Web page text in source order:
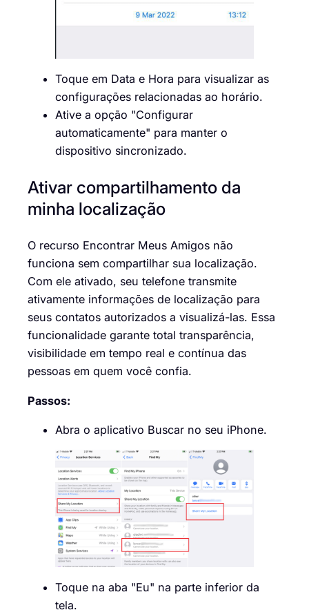
Toque em Data e Hora para visualizar as
configurações relacionadas ao horário.
Ative a opção "Configurar
automaticamente" para manter o
dispositivo sincronizado.
Ativar compartilhamento da
minha localização
O recurso Encontrar Meus Amigos não
funciona sem compartilhar sua localização.
Com ele ativado, seu telefone transmite
ativamente informações de localização para
seus contatos autorizados a visualizá-las. Essa
funcionalidade garante total transparência,
visibilidade em tempo real e contínua das
pessoas em quem você confia.
Passos:
Abra o aplicativo Buscar no seu iPhone.
Toque na aba "Eu" na parte inferior da
tela.